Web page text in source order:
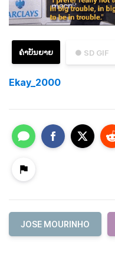
● SD GIF
ຄຳບັນຍາຍ
Ekay_2000
JOSE MOURINHO